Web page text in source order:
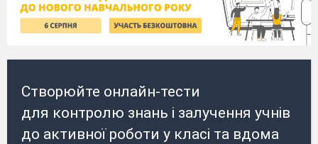
Створюйте онлайн-тести
для контролю знань і залучення учнів
до активної роботи у класі та вдома